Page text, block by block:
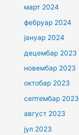
март 2024
фебруар 2024
јануар 2024
децембар 2023
новембар 2023
октобар 2023
септембар 2023
август 2023
јул 2023